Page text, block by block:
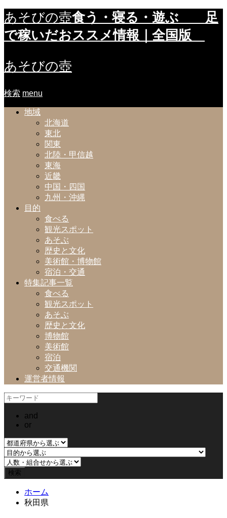
あそびの壺食う・寝る・遊ぶ 足
で稼いだおススメ情報｜全国版
あそびの壺
検索 menu
地域
北海道
東北
関東
北陸・甲信越
東海
近畿
中国・四国
九州・沖縄
目的
食べる
観光スポット
あそぶ
歴史と文化
美術館・博物館
宿泊・交通
特集記事一覧
食べる
観光スポット
あそぶ
歴史と文化
博物館
美術館
宿泊
交通機関
運営者情報
and
or
ホーム
秋田県